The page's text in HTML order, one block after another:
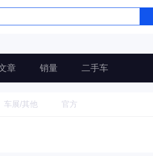
章 销量 二手车
车展/其他 官方